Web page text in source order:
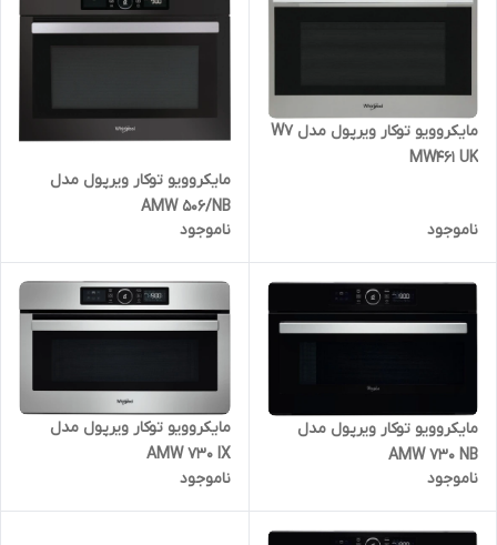
مایکروویو توکار ویرپول مدل W7
MW461 UK
ناموجود
مایکروویو توکار ویرپول مدل
AMW 506/NB
ناموجود
مایکروویو توکار ویرپول مدل
AMW 730 NB
ناموجود
مایکروویو توکار ویرپول مدل
AMW 730 IX
ناموجود